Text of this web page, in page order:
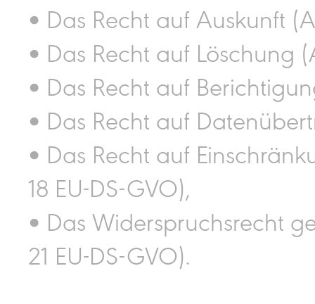
• Das Recht auf Auskunft
• Das Recht auf Löschung
• Das Recht auf
• Das Recht auf
• Das Recht auf
18 EU-DS-GVO),
• Das Widerspruchsrecht
21 EU-DS-GVO).